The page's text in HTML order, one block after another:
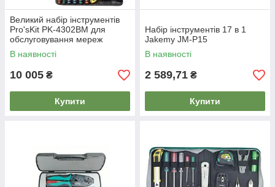
Великий набір інструментів
Pro'sKit PK-4302BM для
обслуговування мереж
В наявності
10 005 ₴
Купити
Набір інструментів 17 в 1
Jakemy JM-P15
В наявності
2 589,71 ₴
Купити